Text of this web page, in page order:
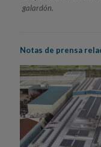
galardón.
Notas de prensa